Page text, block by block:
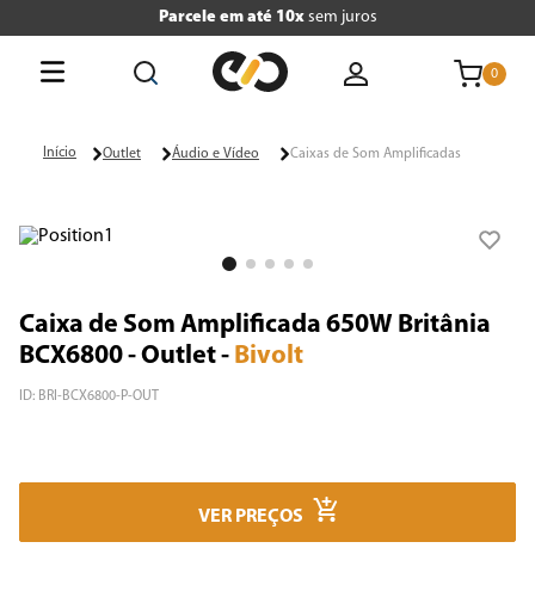
Parcele em até 10xsem juros
0
Outlet Áudio e Vídeo Caixas de Som Amplificadas
Caixa de Som Amplificada 650W Britânia
BCX6800 - Outlet- Bivolt
ID: BRI-BCX6800-P-OUT
VER PREÇOS
3º air fryer
4º microondas
7º cafeteira